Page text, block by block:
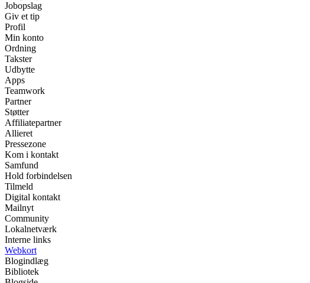
Jobopslag
Giv et tip
Profil
Min konto
Ordning
Takster
Udbytte
Apps
Teamwork
Partner
Støtter
Affiliatepartner
Allieret
Pressezone
Kom i kontakt
Samfund
Hold forbindelsen
Tilmeld
Digital kontakt
Mailnyt
Community
Lokalnetværk
Interne links
Webkort
Blogindlæg
Bibliotek